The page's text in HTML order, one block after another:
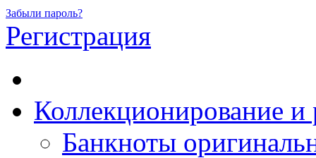
Забыли пароль?
Регистрация
Коллекционирование и
Банкноты